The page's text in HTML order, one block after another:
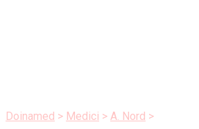
Doinamed > Medici > A. Nord >